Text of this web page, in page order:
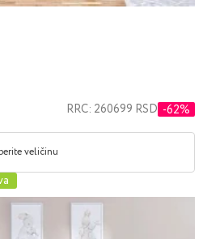
RRC: 260699 RSD -62%
veličinu